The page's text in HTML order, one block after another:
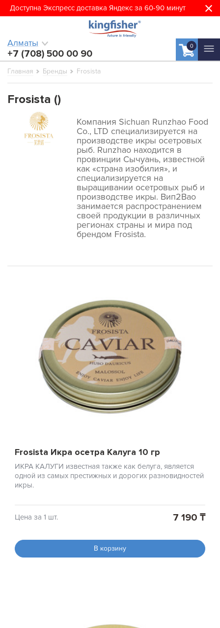
Доступна Экспресс доставка Яндекс за 60-90 минут
0
Алматы
+7 (708) 500 00 90
Главная Бренды Frosista
Frosista ()
Компания Sichuan Runzhao Food
Co., LTD специализируется на
производстве икры осетровых
рыб. Runzhao находится в
провинции Сычуань, известной
как «страна изобилия», и
специализируется на
выращивании осетровых рыб и
производстве икры. Вип2Вао
занимается распространением
своей продукции в различных
регионах страны и мира под
брендом Frosista.
Frosista Икра осетра Калуга 10 гр
ИКРА КАЛУГИ известная также как белуга, является
одной из самых престижных и дорогих разновидностей
икры.
Цена за 1 шт. 7 190 ₸
В корзину